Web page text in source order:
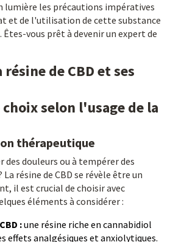
lumière les précautions impératives
et de l'utilisation de cette substance
vous prêt à devenir un expert de
de CBD et ses
selon l'usage de la
thérapeutique
des douleurs ou à tempérer des
résine de CBD se révèle être un
il est crucial de choisir avec
éléments à considérer :
:une résine riche en cannabidiol
effets analgésiques et anxiolytiques.